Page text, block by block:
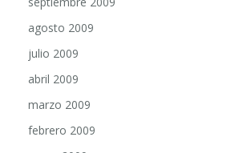
agosto 2009
julio 2009
abril 2009
marzo 2009
febrero 2009
enero 2009